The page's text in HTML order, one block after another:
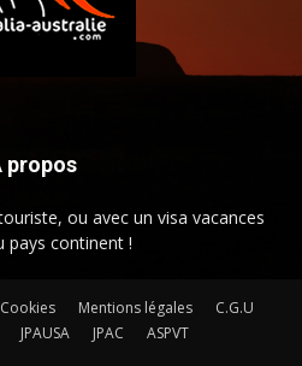
propos
ou avec un visa vacances
pays continent !
Cookies Mentions légales
C.G.U
JPAUSA JPAC ASPVT